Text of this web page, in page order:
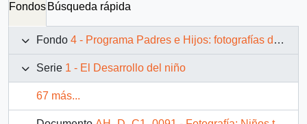
Fondos Búsqueda rápida
Fondo 4 - Programa Padres e Hijos: fotografías de Juan Maino
Serie 1 - El Desarrollo del niño
67 más...